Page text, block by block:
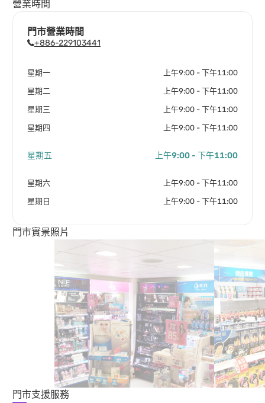
營業時間
門市營業時間
+886-229103441
星期一 上午9:00 - 下午11:00
星期二 上午9:00 - 下午11:00
星期三 上午9:00 - 下午11:00
星期四 上午9:00 - 下午11:00
星期五 上午9:00 - 下午11:00
星期六 上午9:00 - 下午11:00
星期日 上午9:00 - 下午11:00
門市實景照片
門市支援服務